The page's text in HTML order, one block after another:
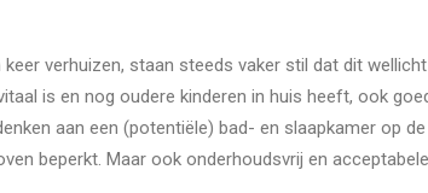
verhuizen, staan steeds vaker stil dat dit
is en nog oudere kinderen in huis heeft, ook
aan een (potentiële) bad- en slaapkamer op
beperkt. Maar ook onderhoudsvrij en